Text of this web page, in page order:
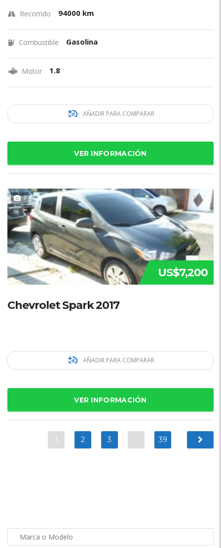
Recorrido 94000 km
Combustible Gasolina
Motor 1.8
AÑADIR PARA COMPARAR
VER INFORMACIÓN
7
US$7,200
Chevrolet Spark 2017
AÑADIR PARA COMPARAR
VER INFORMACIÓN
1 2 3 … 39